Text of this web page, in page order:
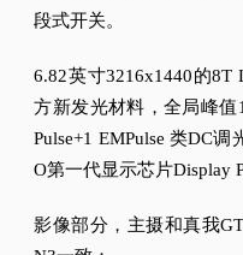
段式开关。
6.82英寸3216x1440的8T
方新发光材料，全局峰值
Pulse+1 EMPulse 类DC
O第一代显示芯片Display
影像部分，主摄和真我